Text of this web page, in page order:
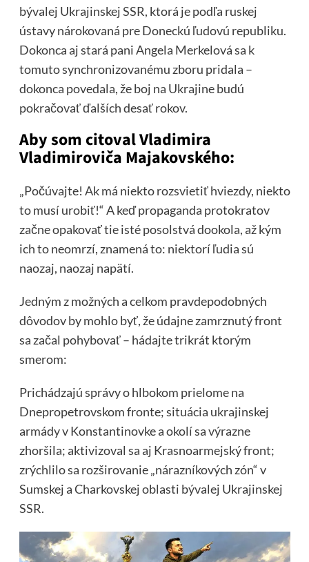
bývalej Ukrajinskej SSR, ktorá je podľa ruskej
ústavy nárokovaná pre Doneckú ľudovú republiku.
Dokonca aj stará pani Angela Merkelová sa k
tomuto synchronizovanému zboru pridala –
dokonca povedala, že boj na Ukrajine budú
pokračovať ďalších desať rokov.
Aby som citoval Vladimira
Vladimiroviča Majakovského:
„Počúvajte! Ak má niekto rozsvietiť hviezdy, niekto
to musí urobiť!“ A keď propaganda protokratov
začne opakovať tie isté posolstvá dookola, až kým
ich to neomrzí, znamená to: niektorí ľudia sú
naozaj, naozaj napätí.
Jedným z možných a celkom pravdepodobných
dôvodov by mohlo byť, že údajne zamrznutý front
sa začal pohybovať – hádajte trikrát ktorým
smerom:
Prichádzajú správy o hlbokom prielome na
Dnepropetrovskom fronte; situácia ukrajinskej
armády v Konstantinovke a okolí sa výrazne
zhoršila; aktivizoval sa aj Krasnoarmejský front;
zrýchlilo sa rozširovanie „nárazníkových zón“ v
Sumskej a Charkovskej oblasti bývalej Ukrajinskej
SSR.